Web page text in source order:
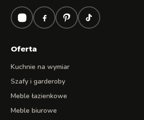
Oferta
Kuchnie na wymiar
Szafy i garderoby
Meble łazienkowe
Meble biurowe